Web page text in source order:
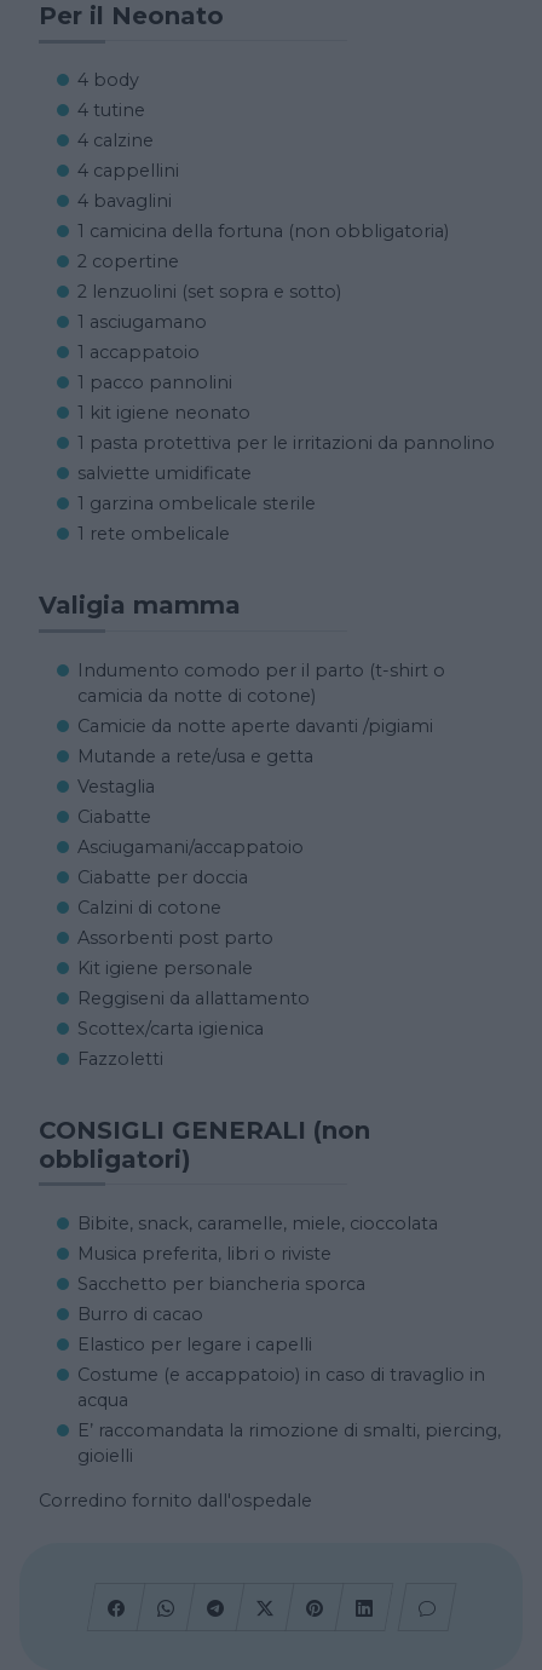
Per il Neonato
4 body
4 tutine
4 calzine
4 cappellini
4 bavaglini
1 camicina della fortuna (non obbligatoria)
2 copertine
2 lenzuolini (set sopra e sotto)
1 asciugamano
1 accappatoio
1 pacco pannolini
1 kit igiene neonato
1 pasta protettiva per le irritazioni da pannolino
salviette umidificate
1 garzina ombelicale sterile
1 rete ombelicale
Valigia mamma
Indumento comodo per il parto (t-shirt o
camicia da notte di cotone)
Camicie da notte aperte davanti /pigiami
Mutande a rete/usa e getta
Vestaglia
Ciabatte
Asciugamani/accappatoio
Ciabatte per doccia
Calzini di cotone
Assorbenti post parto
Kit igiene personale
Reggiseni da allattamento
Scottex/carta igienica
Fazzoletti
CONSIGLI GENERALI (non
obbligatori)
Bibite, snack, caramelle, miele, cioccolata
Musica preferita, libri o riviste
Sacchetto per biancheria sporca
Burro di cacao
Elastico per legare i capelli
Costume (e accappatoio) in caso di travaglio in
acqua
E’ raccomandata la rimozione di smalti, piercing,
gioielli
Corredino fornito dall'ospedale